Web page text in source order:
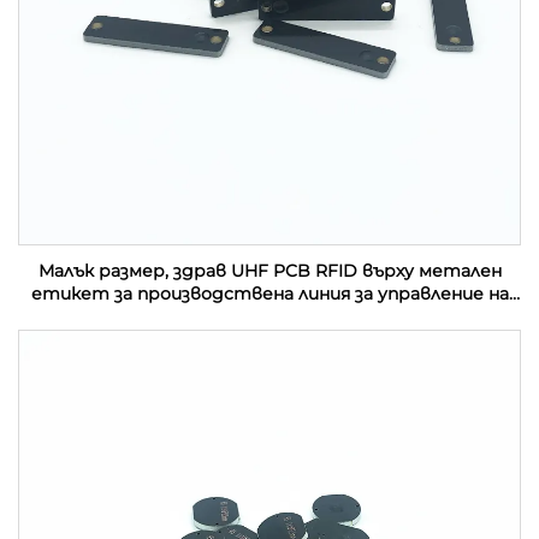
Малък размер, здрав UHF PCB RFID върху метален
етикет за производствена линия за управление на